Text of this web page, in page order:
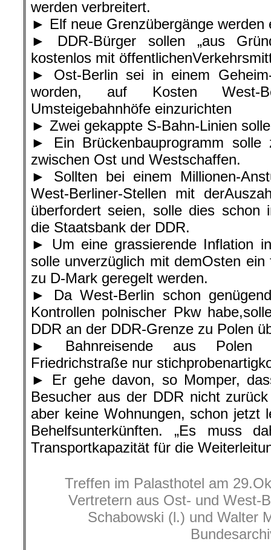
werden verbreitert.
► Elf neue Grenzübergänge werden
► DDR-Bürger sollen „aus
kostenlos mit
► Ost-Berlin sei in einem
worden, auf Kosten West-
Umsteigebahnhöfe einzurichten
► Zwei gekappte S-Bahn-Linien
► Ein Brückenbauprogramm solle
zwischen Ost und Westschaffen.
► Sollten bei einem Millionen-
West-Berliner-Stellen mit
überfordert seien, solle dies schon
die Staatsbank der DDR.
► Um eine grassierende Inflation
solle unverzüglich mit demOsten
zu D-Mark geregelt werden.
► Da West-Berlin schon
Kontrollen polnischer Pkw
DDR an der DDR-Grenze zu Polen
► Bahnreisende aus Polen
Friedrichstraße nur
► Er gehe davon, so Momper,
Besucher aus der DDR nicht
aber keine Wohnungen, schon jetzt
Behelfsunterkünften. „Es muss
Transportkapazität für die
Treffen im Palasthotel am
Vertretern aus Ost- und West-
Schabowski (l.) und Walter